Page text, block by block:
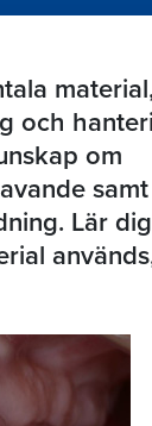
och
om
samt
Lär dig